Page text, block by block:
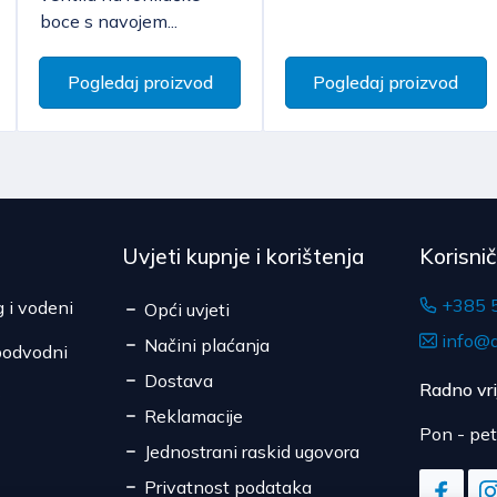
je bila otpečaćena
boce s navojem...
Pogledaj proizvod Pogledaj proizvod
i vodeni
Uvjeti kupnje i korištenja
Opći uvjeti
Načini plaćanja
Dostava
Reklamacije
Jednostrani raskid ugovora
Privatnost podataka
+385
Radno
Pon -